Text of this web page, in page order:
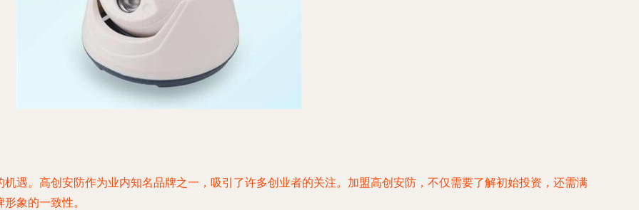
遇。高创安防作为业内知名品牌之一，吸引了许多创业者的关注。加盟高创安防，不仅需要了解初始投资，还需满
象的一致性。